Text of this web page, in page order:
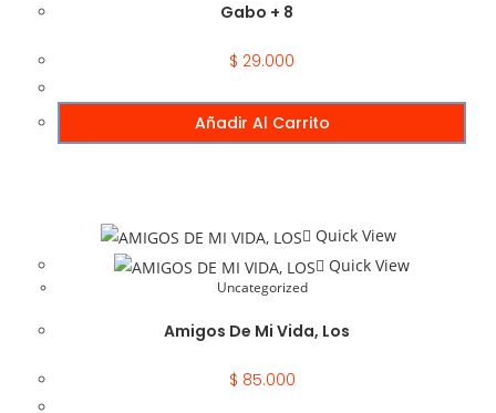
Gabo + 8
$ 29.000
Añadir Al Carrito
Quick View
Quick View
Uncategorized
Amigos De Mi Vida, Los
$ 85.000